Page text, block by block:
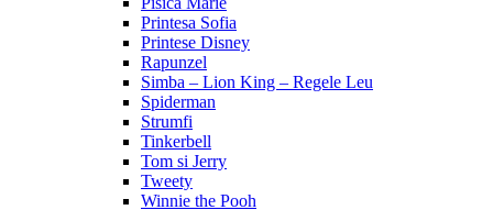
Printesa Sofia
Printese Disney
Rapunzel
Simba – Lion King – Regele Leu
Spiderman
Strumfi
Tinkerbell
Tom si Jerry
Tweety
Winnie the Pooh